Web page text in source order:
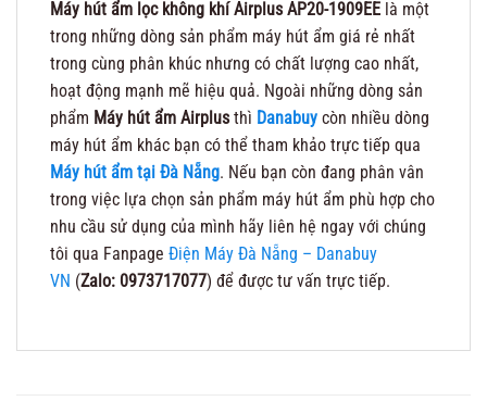
Máy hút ẩm lọc không khí Airplus AP20-1909EE là một
trong những dòng sản phẩm máy hút ẩm giá rẻ nhất
trong cùng phân khúc nhưng có chất lượng cao nhất,
hoạt động mạnh mẽ hiệu quả. Ngoài những dòng sản
phẩm Máy hút ẩm Airplusthì Danabuy còn nhiều dòng
máy hút ẩm khác bạn có thể tham khảo trực tiếp qua
Máy hút ẩm tại Đà Nẵng. Nếu bạn còn đang phân vân
trong việc lựa chọn sản phẩm máy hút ẩm phù hợp cho
nhu cầu sử dụng của mình hãy liên hệ ngay với chúng
tôi qua Fanpage Điện Máy Đà Nẵng – Danabuy
VN (Zalo: 0973717077) để được tư vấn trực tiếp.